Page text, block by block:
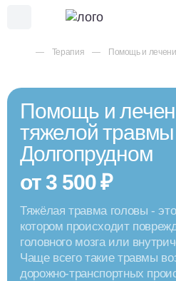
Терапия Помощь и
Помощь и
тяжелой
Долгопрудном
от 3 500 ₽
Тяжёлая травма головы -
котором происходит
головного мозга или
Чаще всего такие травмы
дорожно-транспортных